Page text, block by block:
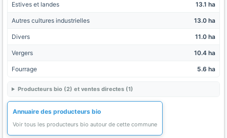
Estives et landes 13.1 ha
Autres cultures industrielles 13.0 ha
Divers 11.0 ha
Vergers 10.4 ha
Fourrage 5.6 ha
Producteurs bio (2) et ventes directes (1)
Annuaire des producteurs bio
Voir tous les producteurs bio autour de cette commune